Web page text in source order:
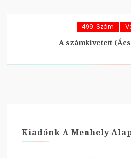
499. Szám
A számkivetett
Kiadónk A Menhely